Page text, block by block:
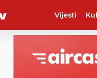
Vijesti